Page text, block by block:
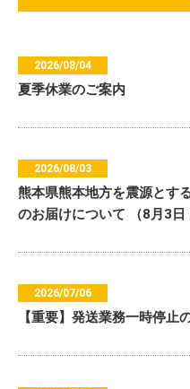
2026/08/04
夏季休業のご案内
2026/08/03
熊本県熊本地方を震源とす
のお届けについて （8月3日
2026/07/06
【重要】発送業務一時停止